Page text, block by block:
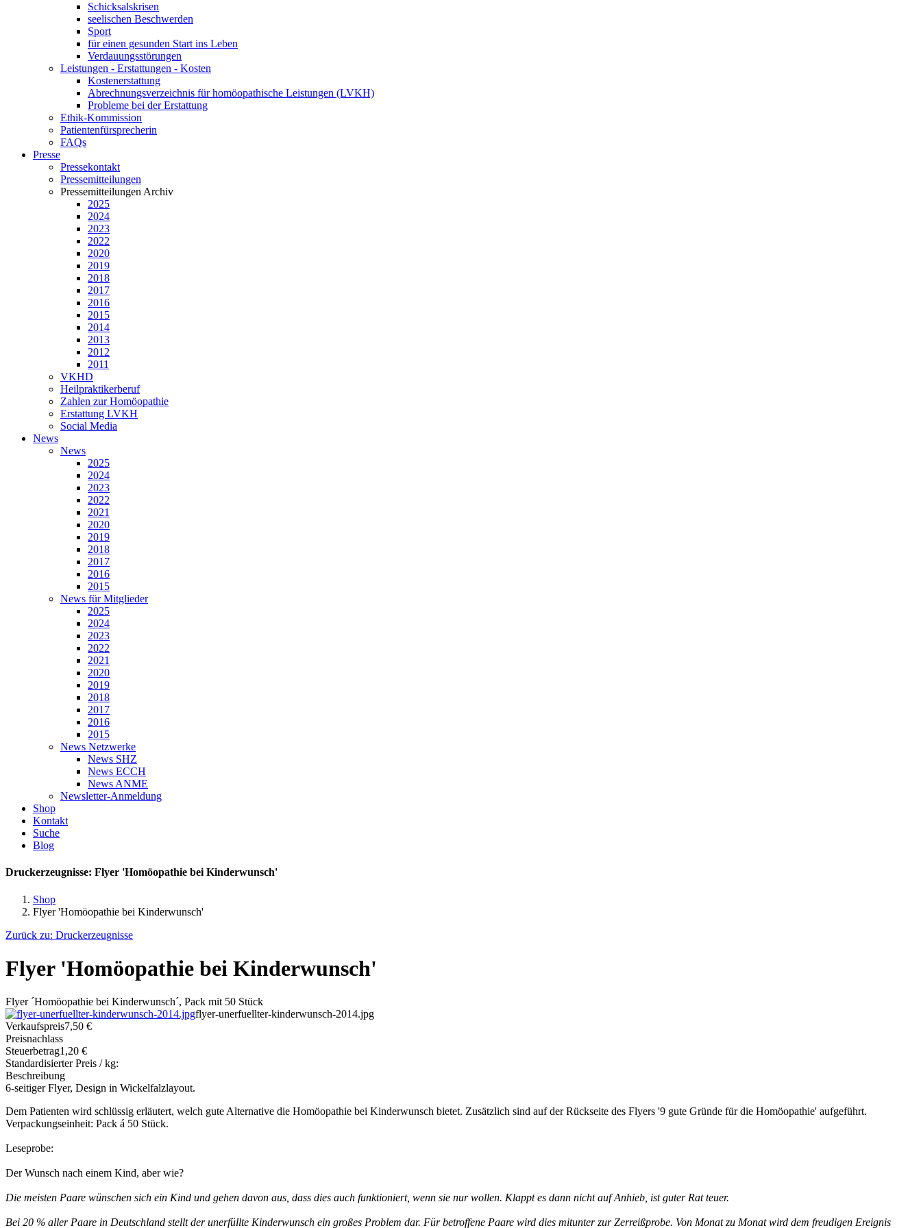
Schicksalskrisen
seelischen Beschwerden
Sport
für einen gesunden Start ins Leben
Verdauungsstörungen
Leistungen - Erstattungen - Kosten
Kostenerstattung
Abrechnungsverzeichnis für homöopathische Leistungen (LVKH)
Probleme bei der Erstattung
Ethik-Kommission
Patientenfürsprecherin
FAQs
Presse
Pressekontakt
Pressemitteilungen
Pressemitteilungen Archiv
2025
2024
2023
2022
2020
2019
2018
2017
2016
2015
2014
2013
2012
2011
VKHD
Heilpraktikerberuf
Zahlen zur Homöopathie
Erstattung LVKH
Social Media
News
News
2025
2024
2023
2022
2021
2020
2019
2018
2017
2016
2015
News für Mitglieder
2025
2024
2023
2022
2021
2020
2019
2018
2017
2016
2015
News Netzwerke
News SHZ
News ECCH
News ANME
Newsletter-Anmeldung
Shop
Kontakt
Suche
Blog
Druckerzeugnisse: Flyer 'Homöopathie bei Kinderwunsch'
Shop
Flyer 'Homöopathie bei Kinderwunsch'
Zurück zu: Druckerzeugnisse
Flyer 'Homöopathie bei Kinderwunsch'
Flyer ´Homöopathie bei Kinderwunsch´, Pack mit 50 Stück
flyer-unerfuellter-kinderwunsch-2014.jpg
Verkaufspreis7,50 €
Preisnachlass
Steuerbetrag1,20 €
Standardisierter Preis / kg:
Beschreibung
6-seitiger Flyer, Design in Wickelfalzlayout.
Dem Patienten wird schlüssig erläutert, welch gute Alternative die Homöopathie bei Kinderwunsch bietet. Zusätzlich sind auf der Rückseite des Flyers '9 gute Gründe für die Homöopathie' aufgeführt.
Verpackungseinheit: Pack á 50 Stück.
Leseprobe:
Der Wunsch nach einem Kind, aber wie?
Die meisten Paare wünschen sich ein Kind und gehen davon aus, dass dies auch funktioniert, wenn sie nur wollen. Klappt es dann nicht auf Anhieb, ist guter Rat teuer.
Bei 20 % aller Paare in Deutschland stellt der unerfüllte Kinderwunsch ein großes Problem dar. Für betroffene Paare wird dies mitunter zur Zerreißprobe. Von Monat zu Monat wird dem freudigen Ereignis